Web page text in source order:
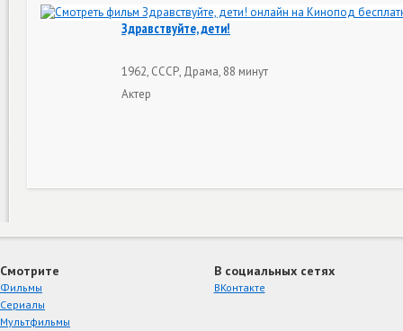
Здравствуйте, дети!
1962, СССР, Драма, 88 минут
Актер
Смотрите
Фильмы
Сериалы
Мультфильмы
В социальных сетях
ВКонтакте